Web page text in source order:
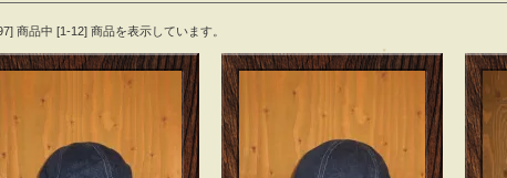
商品中 [1-12] 商品を表示しています。